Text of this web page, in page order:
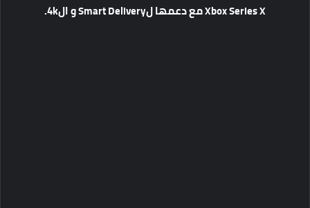
Xbox Series X مع دعمها لSmart Delivery و ال4k.